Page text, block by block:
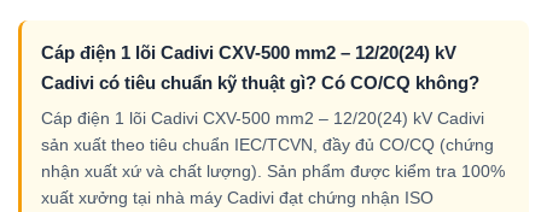
Cáp điện 1 lõi Cadivi CXV-500 mm2 – 12/20(24) kV
Cadivi có tiêu chuẩn kỹ thuật gì? Có CO/CQ không?
Cáp điện 1 lõi Cadivi CXV-500 mm2 – 12/20(24) kV Cadivi
sản xuất theo tiêu chuẩn IEC/TCVN, đầy đủ CO/CQ (chứng
nhận xuất xứ và chất lượng). Sản phẩm được kiểm tra 100%
xuất xưởng tại nhà máy Cadivi đạt chứng nhận ISO